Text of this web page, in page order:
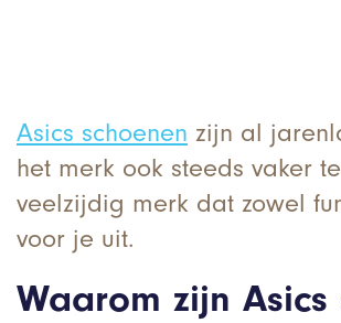
Asics schoenen zijn al
het merk ook steeds vaker
veelzijdig merk dat zowel
voor je uit.
Waarom zijn